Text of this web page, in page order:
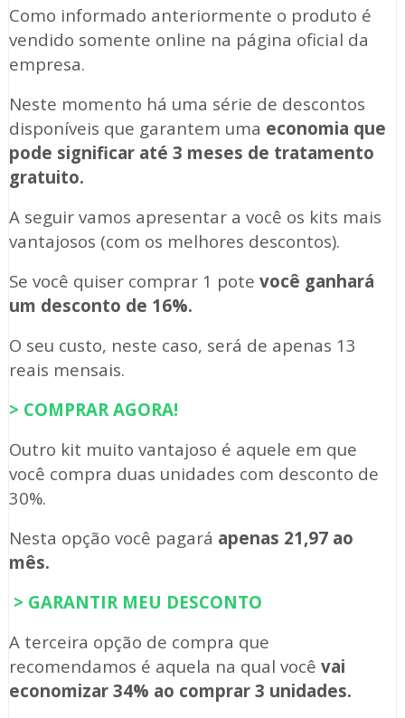
Como informado anteriormente o produto é
vendido somente online na página oficial da
empresa.
Neste momento há uma série de descontos
disponíveis que garantem uma economia que
pode significar até 3 meses de tratamento
gratuito.
A seguir vamos apresentar a você os kits mais
vantajosos (com os melhores descontos).
Se você quiser comprar 1 pote você ganhará
um desconto de 16%.
O seu custo, neste caso, será de apenas 13
reais mensais.
> COMPRAR AGORA!
Outro kit muito vantajoso é aquele em que
você compra duas unidades com desconto de
30%.
Nesta opção você pagará apenas 21,97 ao
mês.
> GARANTIR MEU DESCONTO
A terceira opção de compra que
recomendamos é aquela na qual você vai
economizar 34% ao comprar 3 unidades.